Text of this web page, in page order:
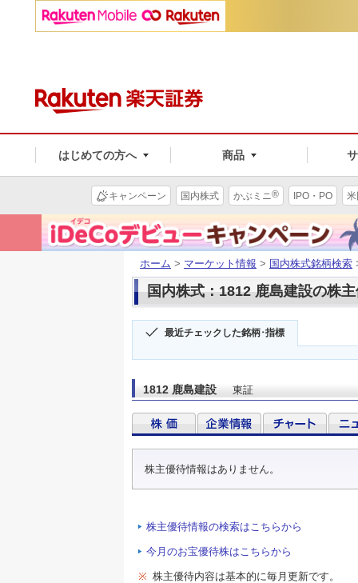
はじめての方へ 商品
キャンペーン 国内株式 かぶミニ® IPO・PO
ホーム > マーケット情報 > 国内株式銘柄検索
国内株式：1812 鹿島建設の株
最近チェックした銘柄･指標
1812 鹿島建設 東証
株主優待情報はありません。
株主優待情報の検索はこちらから
今月のお宝優待株はこちらから
※ 株主優待内容は基本的に毎月更新です。